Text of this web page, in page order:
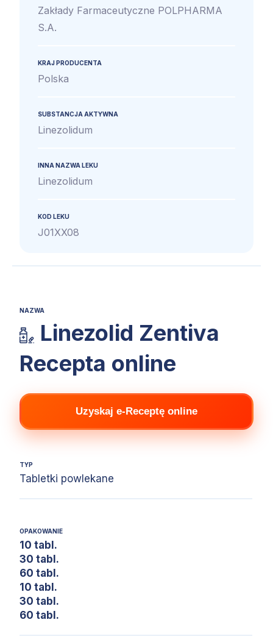
Zakłady Farmaceutyczne POLPHARMA
S.A.
KRAJ PRODUCENTA
Polska
SUBSTANCJA AKTYWNA
Linezolidum
INNA NAZWA LEKU
Linezolidum
KOD LEKU
J01XX08
NAZWA
Linezolid Zentiva
Recepta online
Uzyskaj e-Receptę online
TYP
Tabletki powlekane
OPAKOWANIE
10 tabl.
30 tabl.
60 tabl.
10 tabl.
30 tabl.
60 tabl.